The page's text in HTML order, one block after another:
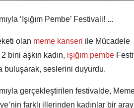
‘Işığım Pembe’ Festivali! ...
olan meme kanseri ile Mücadele
bini aşkın kadın, işığım pembe
buluşarak, seslerini duyurdu.
gerçekleştirilen festivalde,
farklı illerinden kadınlar bir